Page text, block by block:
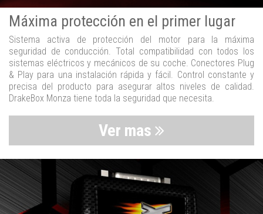
Máxima protección en el primer lugar
Sistema activa de protección del motor para la máxima
seguridad de conducción. Total compatibilidad con todos los
sistemas eléctricos y mecánicos de su coche. Conectores Plug
& Play para una instalación rápida y fácil. Control constante y
precisa del producto para asegurar altos niveles de calidad.
DrakeBox Monza tiene toda la seguridad que necesita.
Ver mas